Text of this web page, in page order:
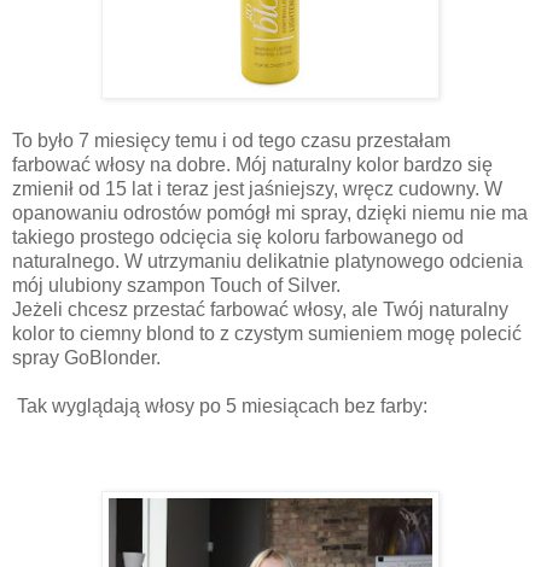
To było 7 miesięcy temu i od tego czasu przestałam
farbować włosy na dobre. Mój naturalny kolor bardzo się
zmienił od 15 lat i teraz jest jaśniejszy, wręcz cudowny. W
opanowaniu odrostów pomógł mi spray, dzięki niemu nie ma
takiego prostego odcięcia się koloru farbowanego od
naturalnego. W utrzymaniu delikatnie platynowego odcienia
mój ulubiony szampon Touch of Silver.
Jeżeli chcesz przestać farbować włosy, ale Twój naturalny
kolor to ciemny blond to z czystym sumieniem mogę polecić
spray GoBlonder.
Tak wyglądają włosy po 5 miesiącach bez farby: